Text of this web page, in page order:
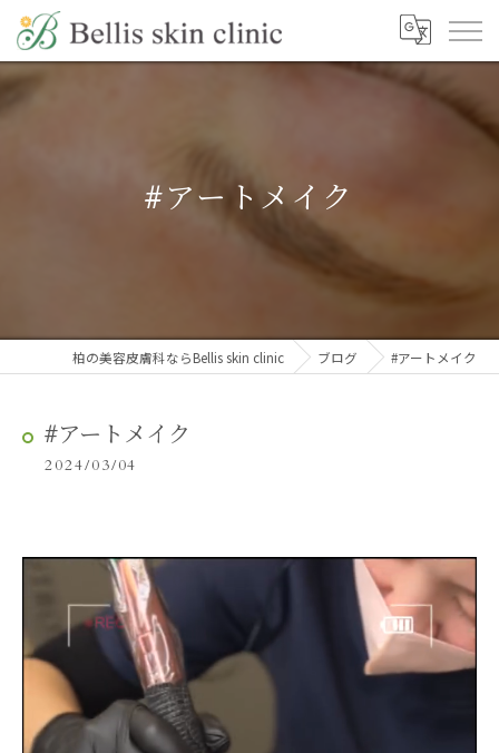
#アートメイク
柏の美容皮膚科ならBellis skin clinic ブログ #アートメイク
#アートメイク
2024/03/04